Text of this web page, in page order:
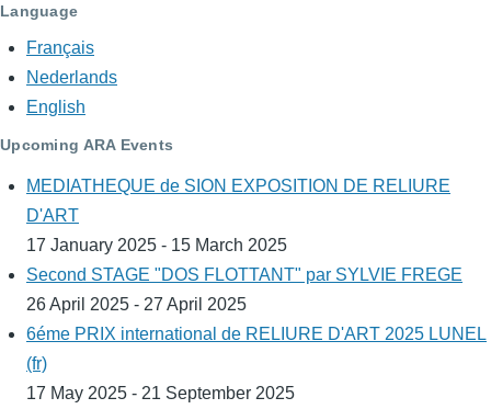
Language
Français
Nederlands
English
Upcoming ARA Events
MEDIATHEQUE de SION EXPOSITION DE RELIURE
D'ART
17 January 2025 - 15 March 2025
Second STAGE "DOS FLOTTANT" par SYLVIE FREGE
26 April 2025 - 27 April 2025
6éme PRIX international de RELIURE D'ART 2025 LUNEL
(fr)
17 May 2025 - 21 September 2025